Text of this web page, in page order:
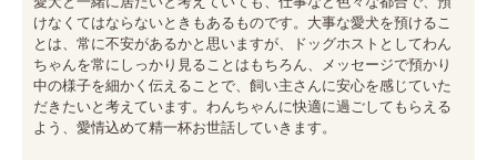
けなくてはならないときもあるものです。大事な愛犬を預けるこ
とは、常に不安があるかと思いますが、ドッグホストとしてわん
ちゃんを常にしっかり見ることはもちろん、メッセージで預かり
中の様子を細かく伝えることで、飼い主さんに安心を感じていた
だきたいと考えています。わんちゃんに快適に過ごしてもらえる
よう、愛情込めて精一杯お世話していきます。